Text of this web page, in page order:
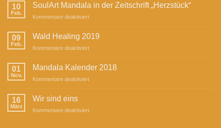
10
Feb.
SoulArt Mandala in der Zeitschrift „Herzstück“
Kommentare deaktiviertfür
Mandala
der
„Herzstück“
09
Feb.
Wald Healing 2019
Kommentare deaktiviertfür
Healing
01
Nov.
Mandala Kalender 2018
Kommentare deaktiviertfür
16
März
Wir sind eins
Kommentare deaktiviertfür